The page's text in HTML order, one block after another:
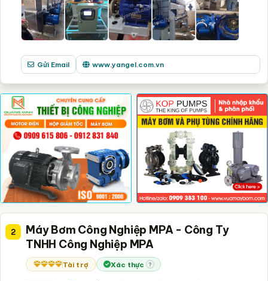
Gửi Email www.yangel.com.vn
2
Máy Bơm Công Nghiệp MPA - Công Ty
TNHH Công Nghiệp MPA
Tài trợ Xác thực ?